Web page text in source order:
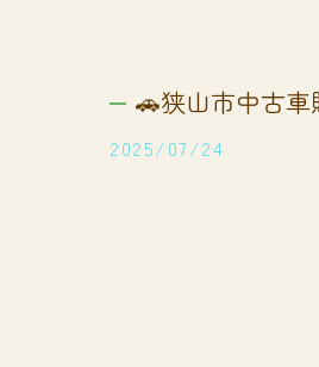
🚗狭山市中古車
2025/07/24